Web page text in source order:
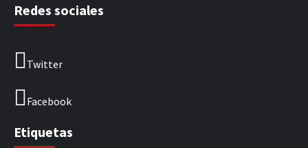
Redes sociales
Twitter
Facebook
Etiquetas